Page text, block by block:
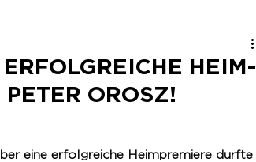
HEIM-
PETER OROSZ!
eine erfolgreiche Heimpremiere durfte